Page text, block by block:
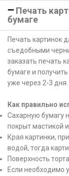
Печать
бумаге
Печать картинок
съедобными
заказать печать
бумаге и
уже через 2-3 дня.
Как правильно
Сахарную бумагу
покрыт мастикой
Края картинки,
водой, тогда
Поверхность
Если необходимо